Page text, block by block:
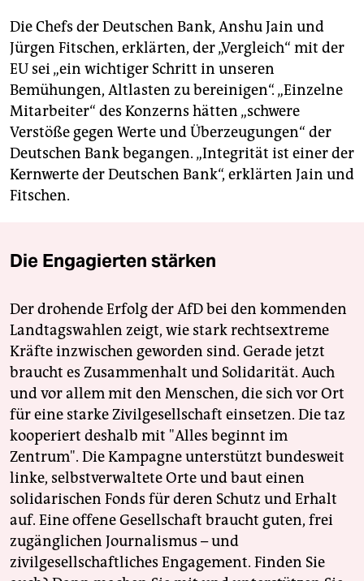
Die Chefs der Deutschen Bank, Anshu Jain und
Jürgen Fitschen, erklärten, der „Vergleich“ mit der
EU sei „ein wichtiger Schritt in unseren
Bemühungen, Altlasten zu bereinigen“. „Einzelne
Mitarbeiter“ des Konzerns hätten „schwere
Verstöße gegen Werte und Überzeugungen“ der
Deutschen Bank begangen. „Integrität ist einer der
Kernwerte der Deutschen Bank“, erklärten Jain und
Fitschen.
Die Engagierten stärken
Der drohende Erfolg der AfD bei den kommenden
Landtagswahlen zeigt, wie stark rechtsextreme
Kräfte inzwischen geworden sind. Gerade jetzt
braucht es Zusammenhalt und Solidarität. Auch
und vor allem mit den Menschen, die sich vor Ort
für eine starke Zivilgesellschaft einsetzen. Die taz
kooperiert deshalb mit "Alles beginnt im
Zentrum". Die Kampagne unterstützt bundesweit
linke, selbstverwaltete Orte und baut einen
solidarischen Fonds für deren Schutz und Erhalt
auf. Eine offene Gesellschaft braucht guten, frei
zugänglichen Journalismus – und
zivilgesellschaftliches Engagement. Finden Sie